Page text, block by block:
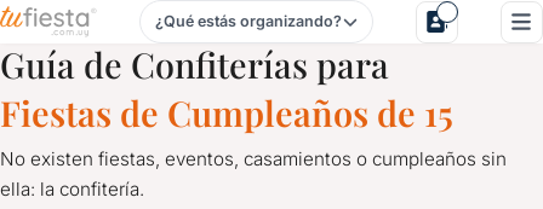
Confiterías para Cumpleaños de 15 en Uruguay
¿Qué estás organizando?
Guía de Confiterías para
Fiestas de Cumpleaños de 15
No existen fiestas, eventos, casamientos o cumpleaños sin
ella: la confitería.